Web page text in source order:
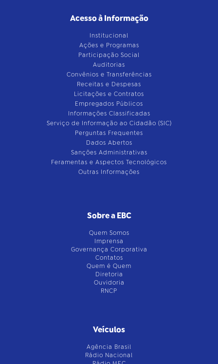
Acesso à Informação
Institucional
Ações e Programas
Participação Social
Auditorias
Convênios e Transferências
Receitas e Despesas
Licitações e Contratos
Empregados Públicos
Informações Classificadas
Serviço de Informação ao Cidadão (SIC)
Perguntas Frequentes
Dados Abertos
Sanções Administrativas
Feramentas e Aspectos Tecnológicos
Outras Informações
Sobre a EBC
Quem Somos
Imprensa
Governança Corporativa
Contatos
Quem é Quem
Diretoria
Ouvidoria
RNCP
Veículos
Agência Brasil
Rádio Nacional